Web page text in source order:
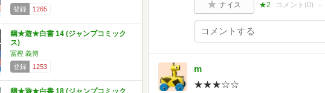
登録
1265
幽★遊★白書 14 (ジャンプコミック
ス)
冨樫 義博
登録
1253
幽★遊★白書 18 (ジャンプコミック
ナイス ★2 コメント(0)
m
★★★☆☆